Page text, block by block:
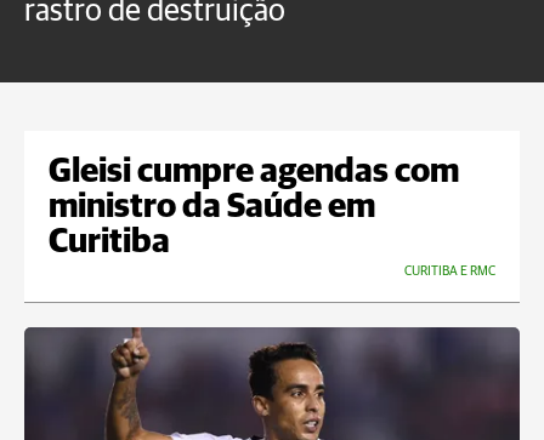
rastro de destruição
Gleisi cumpre agendas com
ministro da Saúde em
Curitiba
CURITIBA E RMC